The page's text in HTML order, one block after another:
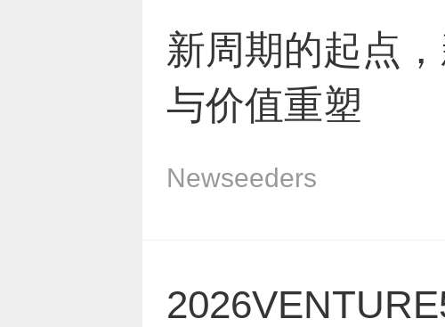
新周期的起点
与价值重塑
Newseeders